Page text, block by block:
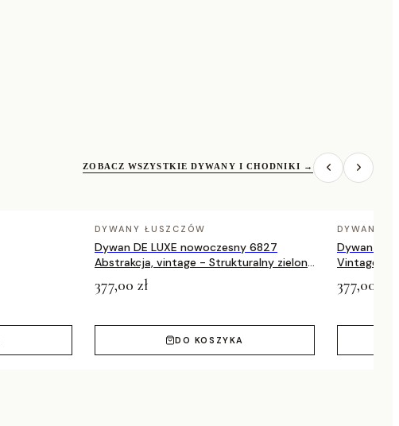
ZOBACZ WSZYSTKIE DYWANY I CHODNIKI →
DYWANY ŁUSZCZÓW
Dywan DE LUXE nowoczesny 6827
Abstrakcja, vintage - Strukturalny zielony
377,00 zł
DO KOSZYKA
DYWANY
Dywan DE
Vintage
377,00 zł